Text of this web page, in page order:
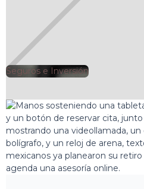
Jorge Gutiérrez
Seguros e Inversión